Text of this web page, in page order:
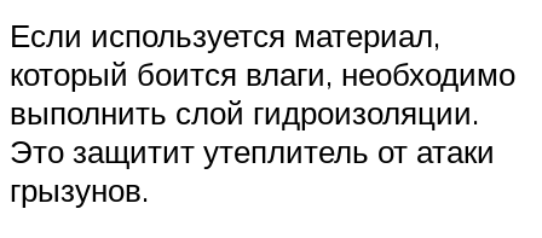
Если используется материал,
который боится влаги, необходимо
выполнить слой гидроизоляции.
Это защитит утеплитель от атаки
грызунов.